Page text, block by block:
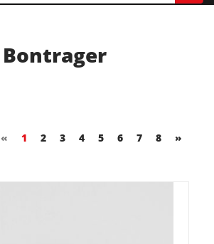
Bontrager
« 1 2 3 4 5 6 7 8
»